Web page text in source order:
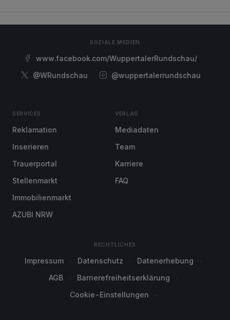
SOZIALE MEDIEN
www.facebook.com/WuppertalerRundschau/
@WRundschau
@wuppertalerrundschau
SERVICES
Reklamation
Inserieren
Trauerportal
Stellenmarkt
Immobilienmarkt
AZUBI NRW
VERLAG
Mediadaten
Team
Karriere
FAQ
RECHTLICHES
Impressum Datenschutz
Datenerhebung
AGB
Barrierefreiheitserklärung
Cookie-Einstellungen